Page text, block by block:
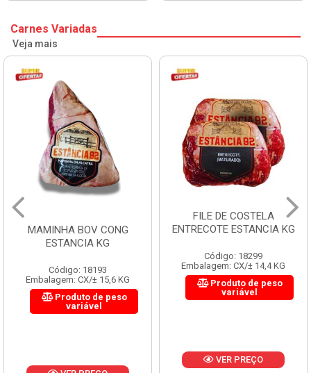
Carnes Variadas
Veja mais
MAMINHA BOV CONG
ESTANCIA KG
Código: 18193
Embalagem: CX/± 15,6 KG
Produto de peso
variável
FILE DE COSTELA
ENTRECOTE ESTANCIA KG
Código: 18299
Embalagem: CX/± 14,4 KG
Produto de peso
variável
VER PREÇO